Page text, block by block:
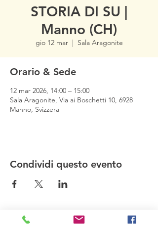
STORIA DI SU |
Manno (CH)
gio 12 mar
  |
Sala Aragonite
Orario & Sede
12 mar 2026, 14:00 – 15:00
Sala Aragonite, Via ai Boschetti 10, 6928
Manno, Svizzera
Condividi questo evento